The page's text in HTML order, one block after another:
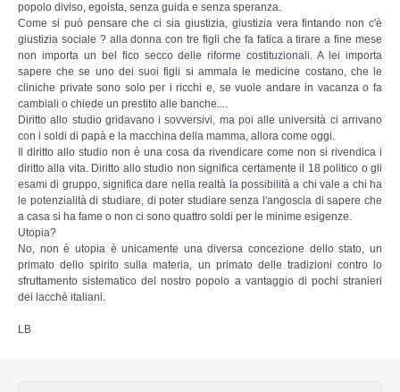
popolo diviso, egoista, senza guida e senza speranza.
Come si può pensare che ci sia giustizia, giustizia vera fintando non c'è
giustizia sociale ? alla donna con tre figli che fa fatica a tirare a fine mese
non importa un bel fico secco delle riforme costituzionali. A lei importa
sapere che se uno dei suoi figli si ammala le medicine costano, che le
cliniche private sono solo per i ricchi e, se vuole andare in vacanza o fa
cambiali o chiede un prestito alle banche....
Diritto allo studio gridavano i sovversivi, ma poi alle università ci arrivano
con i soldi di papà e la macchina della mamma, allora come oggi.
Il diritto allo studio non è una cosa da rivendicare come non si rivendica i
diritto alla vita. Diritto allo studio non significa certamente il 18 politico o gli
esami di gruppo, significa dare nella realtà la possibilità a chi vale a chi ha
le potenzialità di studiare, di poter studiare senza l'angoscia di sapere che
a casa si ha fame o non ci sono quattro soldi per le minime esigenze.
Utopia?
No, non è utopia è unicamente una diversa concezione dello stato, un
primato dello spirito sulla materia, un primato delle tradizioni contro lo
sfruttamento sistematico del nostro popolo a vantaggio di pochi stranieri
dei lacchè italiani.
LB